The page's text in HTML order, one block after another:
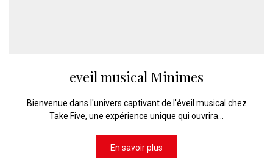
eveil musical Minimes
Bienvenue dans l'univers captivant de l'éveil musical chez
Take Five, une expérience unique qui ouvrira...
En savoir plus